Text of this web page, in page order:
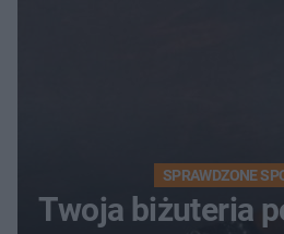
SPRAWDZONE
Twoja biżuteria